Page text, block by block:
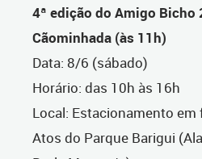
4ª edição do Amigo Bicho
Cãominhada (às 11h)
Data: 8/6 (sábado)
Horário: das 10h às 16h
Local: Estacionamento em
Atos do Parque Barigui